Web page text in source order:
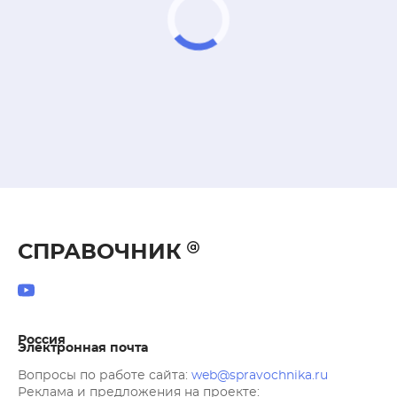
СПРАВОЧНИК
Россия
Электронная почта
Вопросы по работе сайта: web@spravochnika.ru
Реклама и предложения на проекте: